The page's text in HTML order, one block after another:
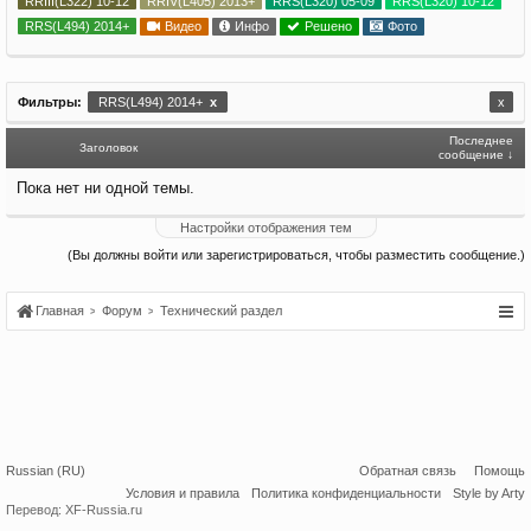
RRS(L494) 2014+
Видео Инфо Решено Фото
Фильтры: RRS(L494) 2014+ x x
Заголовок
Последнее
сообщение ↓
Пока нет ни одной темы.
Настройки отображения тем
(Вы должны войти или зарегистрироваться, чтобы разместить сообщение.)
Главная Форум Технический раздел
Russian (RU) Обратная связь
Помощь
Условия и правила
Политика конфиденциальности
Style by Arty
Перевод: XF-Russia.ru